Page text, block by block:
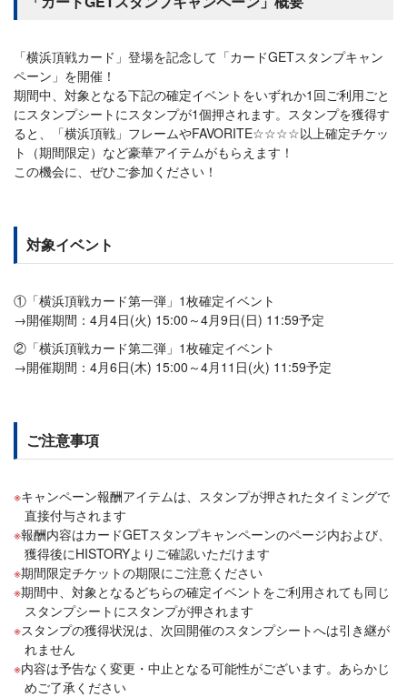
「横浜頂戦カード」登場を記念して「カードGETスタンプキャン
ペーン」を開催！
期間中、対象となる下記の確定イベントをいずれか1回ご利用ごと
にスタンプシートにスタンプが1個押されます。スタンプを獲得す
ると、「横浜頂戦」フレームやFAVORITE☆☆☆☆以上確定チケッ
ト（期間限定）など豪華アイテムがもらえます！
この機会に、ぜひご参加ください！
対象イベント
①「横浜頂戦カード第一弾」1枚確定イベント
→開催期間：4月4日(火) 15:00～4月9日(日) 11:59予定
②「横浜頂戦カード第二弾」1枚確定イベント
→開催期間：4月6日(木) 15:00～4月11日(火) 11:59予定
ご注意事項
キャンペーン報酬アイテムは、スタンプが押されたタイミングで
直接付与されます
報酬内容はカードGETスタンプキャンペーンのページ内および、
獲得後にHISTORYよりご確認いただけます
期間限定チケットの期限にご注意ください
期間中、対象となるどちらの確定イベントをご利用されても同じ
スタンプシートにスタンプが押されます
スタンプの獲得状況は、次回開催のスタンプシートへは引き継が
れません
内容は予告なく変更・中止となる可能性がございます。あらかじ
めご了承ください